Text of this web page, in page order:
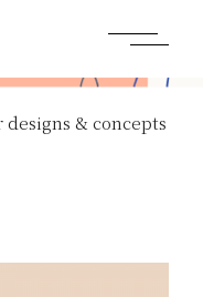
designs & concepts